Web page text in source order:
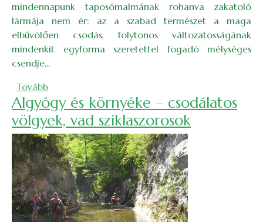
mindennapunk taposómalmának rohanva zakatoló
lármája nem ér: az a szabad természet a maga
elbűvölően csodás, folytonos változatosságának
mindenkit egyforma szeretettel fogadó mélységes
csendje...
Tovább(Látogatás a Tordai-hasadékban: Négyszáz
Algyógy és környéke – csodálatos
völgyek, vad sziklaszorosok